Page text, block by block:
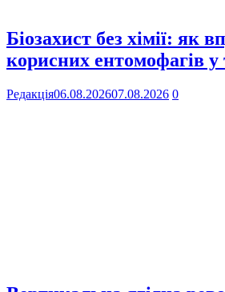
Біозахист без хімії: як
корисних ентомофагів у
Редакція06.08.202607.08.2026 0